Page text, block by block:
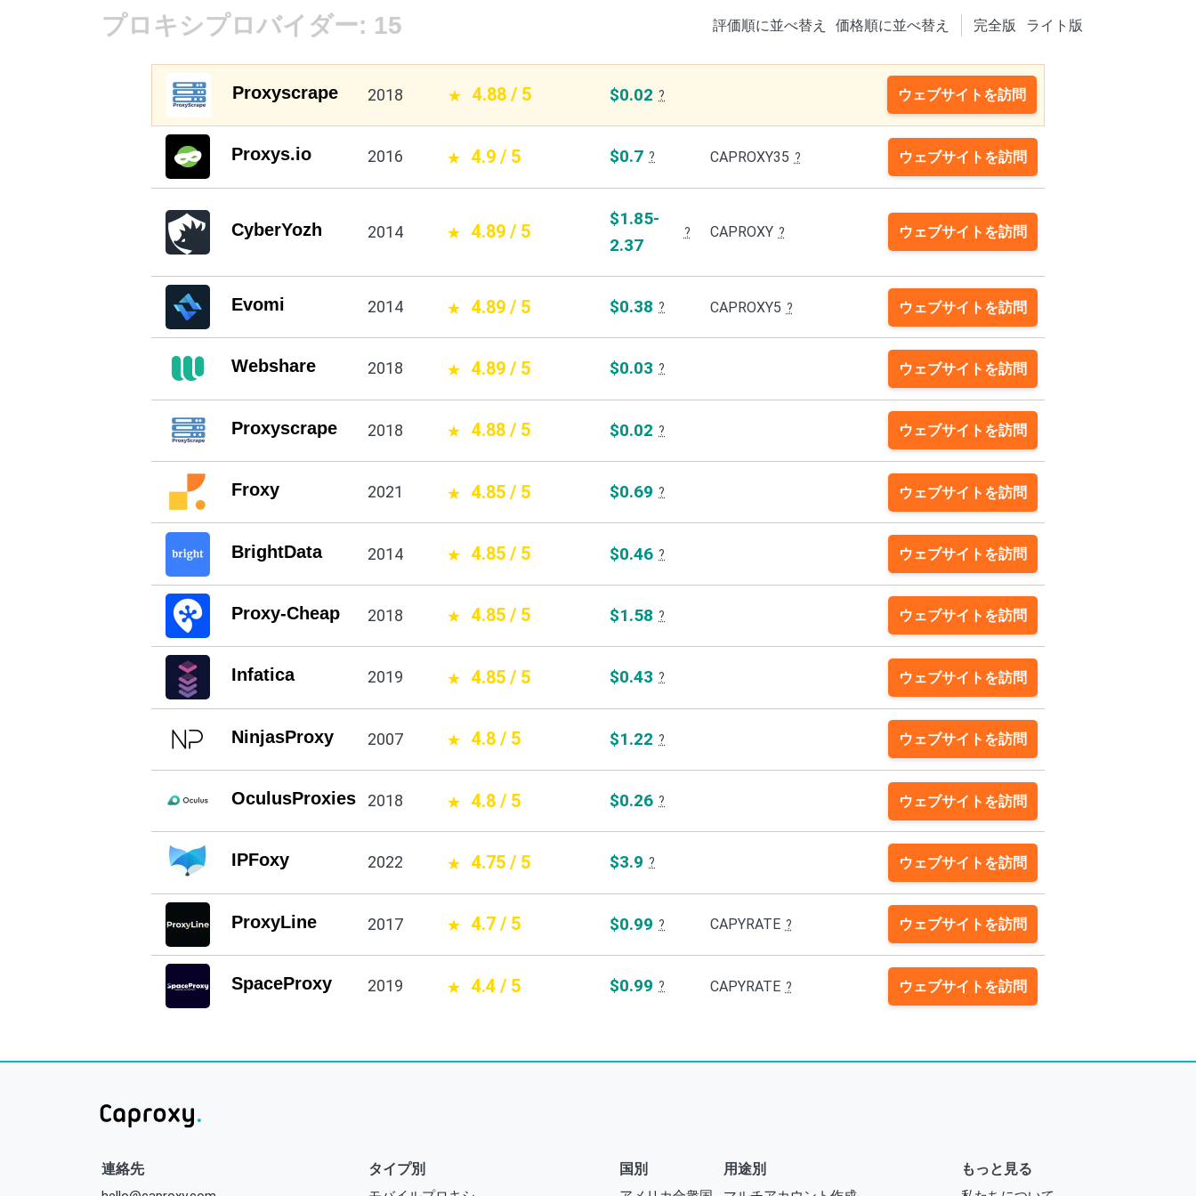
プロキシプロバイダー: 15 評価順に並べ替え 価格順に並べ替え 完全版 ライト版
Proxyscrape 2018 4.88 / 5 $0.02 ? ウェブサイトを訪問
Proxys.io 2016 4.9 / 5 $0.7 ? CAPROXY35 ? ウェブサイトを訪問
CyberYozh 2014 4.89 / 5
$1.85-
2.37
? CAPROXY ? ウェブサイトを訪問
Evomi 2014 4.89 / 5 $0.38 ? CAPROXY5 ? ウェブサイトを訪問
Webshare 2018 4.89 / 5 $0.03 ? ウェブサイトを訪問
Proxyscrape 2018 4.88 / 5 $0.02 ? ウェブサイトを訪問
Froxy 2021 4.85 / 5 $0.69 ? ウェブサイトを訪問
BrightData 2014 4.85 / 5 $0.46 ? ウェブサイトを訪問
Proxy-Cheap 2018 4.85 / 5 $1.58 ? ウェブサイトを訪問
Infatica 2019 4.85 / 5 $0.43 ? ウェブサイトを訪問
NinjasProxy 2007 4.8 / 5 $1.22 ? ウェブサイトを訪問
OculusProxies 2018 4.8 / 5 $0.26 ? ウェブサイトを訪問
IPFoxy 2022 4.75 / 5 $3.9 ? ウェブサイトを訪問
ProxyLine 2017 4.7 / 5 $0.99 ? CAPYRATE ? ウェブサイトを訪問
SpaceProxy 2019 4.4 / 5 $0.99 ? CAPYRATE ? ウェブサイトを訪問
連絡先 タイプ別 国別 用途別 もっと見る